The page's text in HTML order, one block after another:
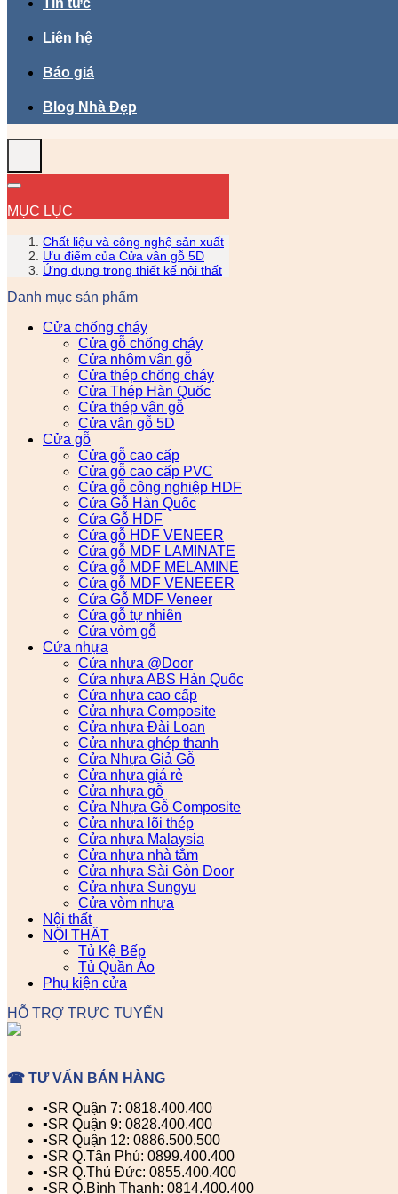
Tin tức
Liên hệ
Báo giá
Blog Nhà Đẹp
MỤC LỤC
Chất liệu và công nghệ sản xuất
Ưu điểm của Cửa vân gỗ 5D
Ứng dụng trong thiết kế nội thất
Danh mục sản phẩm
Cửa chống cháy
Cửa gỗ chống cháy
Cửa nhôm vân gỗ
Cửa thép chống cháy
Cửa Thép Hàn Quốc
Cửa thép vân gỗ
Cửa vân gỗ 5D
Cửa gỗ
Cửa gỗ cao cấp
Cửa gỗ cao cấp PVC
Cửa gỗ công nghiệp HDF
Cửa Gỗ Hàn Quốc
Cửa Gỗ HDF
Cửa gỗ HDF VENEER
Cửa gỗ MDF LAMINATE
Cửa gỗ MDF MELAMINE
Cửa gỗ MDF VENEEER
Cửa Gỗ MDF Veneer
Cửa gỗ tự nhiên
Cửa vòm gỗ
Cửa nhựa
Cửa nhựa @Door
Cửa nhựa ABS Hàn Quốc
Cửa nhựa cao cấp
Cửa nhựa Composite
Cửa nhựa Đài Loan
Cửa nhựa ghép thanh
Cửa Nhựa Giả Gỗ
Cửa nhựa giá rẻ
Cửa nhựa gỗ
Cửa Nhựa Gỗ Composite
Cửa nhựa lõi thép
Cửa nhựa Malaysia
Cửa nhựa nhà tắm
Cửa nhựa Sài Gòn Door
Cửa nhựa Sungyu
Cửa vòm nhựa
Nội thất
NỘI THẤT
Tủ Kệ Bếp
Tủ Quần Áo
Phụ kiện cửa
HỖ TRỢ TRỰC TUYẾN
☎ TƯ VẤN BÁN HÀNG
▪️SR Quận 7: 0818.400.400
▪️SR Quận 9: 0828.400.400
▪️SR Quận 12: 0886.500.500
▪️SR Q.Tân Phú: 0899.400.400
▪️SR Q.Thủ Đức: 0855.400.400
▪️SR Q.Bình Thạnh: 0814.400.400